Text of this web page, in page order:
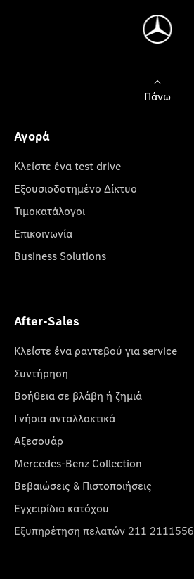
Πάνω
Αγορά
Κλείστε ένα test drive
Εξουσιοδοτημένο Δίκτυο
Τιμοκατάλογοι
Επικοινωνία
Business Solutions
After-Sales
Κλείστε ένα ραντεβού για service
Συντήρηση
Βοήθεια σε βλάβη ή ζημιά
Γνήσια ανταλλακτικά
Αξεσουάρ
Mercedes-Benz Collection
Βεβαιώσεις & Πιστοποιήσεις
Εγχειρίδια κατόχου
Εξυπηρέτηση πελατών 211 2111556